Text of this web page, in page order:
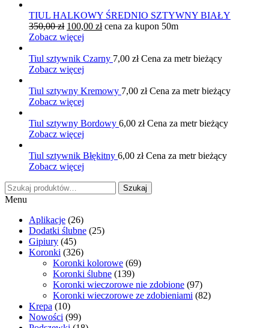
TIUL HALKOWY ŚREDNIO SZTYWNY BIAŁY
350,00zł Pierwotna
cena
350,00 zł.
100,00 złAktualna
100,00 zł.
cena za kupon 50m
Zobacz więcej
Tiul sztywnik Czarny 7,00 złCena za metr bieżący
Zobacz więcej
Tiul sztywny Kremowy 7,00 złCena za metr bieżący
Zobacz więcej
Tiul sztywny Bordowy 6,00 złCena za metr bieżący
Zobacz więcej
Tiul sztywnik Błękitny 6,00 złCena za metr bieżący
Zobacz więcej
Szukaj:
Szukaj
Menu
Aplikacje (26)
Dodatki ślubne (25)
Gipiury (45)
Koronki (326)
Koronki kolorowe (69)
Koronki ślubne (139)
Koronki wieczorowe nie zdobione (97)
Koronki wieczorowe ze zdobieniami (82)
Krepa (10)
Nowości (99)